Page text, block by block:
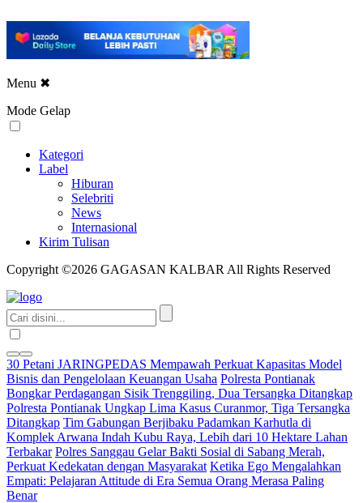
Menu ✖
Mode Gelap
Kategori
Label
Hiburan
Selebriti
News
Internasional
Kirim Tulisan
Copyright ©2026 GAGASAN KALBAR All Rights Reserved
30 Petani JARINGPEDAS Mempawah Perkuat Kapasitas Model
Bisnis dan Pengelolaan Keuangan Usaha Polresta Pontianak
Bongkar Perdagangan Sisik Trenggiling, Dua Tersangka Ditangkap
Polresta Pontianak Ungkap Lima Kasus Curanmor, Tiga Tersangka
Ditangkap Tim Gabungan Berjibaku Padamkan Karhutla di
Komplek Arwana Indah Kubu Raya, Lebih dari 10 Hektare Lahan
Terbakar Polres Sanggau Gelar Bakti Sosial di Sabang Merah,
Perkuat Kedekatan dengan Masyarakat Ketika Ego Mengalahkan
Empati: Pelajaran Attitude di Era Semua Orang Merasa Paling
Benar